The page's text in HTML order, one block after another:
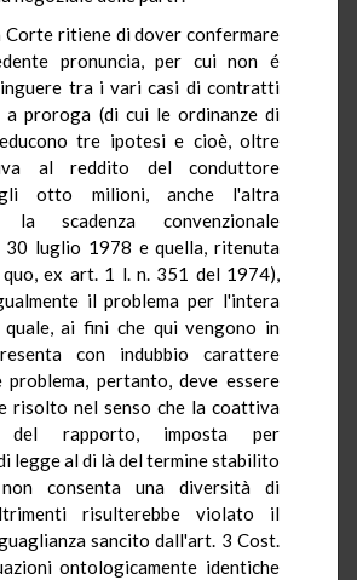
Corte ritiene di dover confermare
pronuncia, per cui non é
tra i vari casi di contratti
proroga (di cui le ordinanze di
tre ipotesi e cioè, oltre
al reddito del conduttore
otto milioni, anche l'altra
la scadenza convenzionale
30 luglio 1978 e quella, ritenuta
ex art. 1 l. n. 351 del 1974),
il problema per l'intera
ai fini che qui vengono in
con indubbio carattere
problema, pertanto, deve essere
risolto nel senso che la coattiva
del rapporto, imposta per
legge al di là del termine stabilito
consenta una diversità di
risulterebbe violato il
sancito dall'art. 3 Cost.
ontologicamente identiche